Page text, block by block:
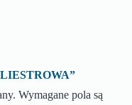
Wymagane pola są